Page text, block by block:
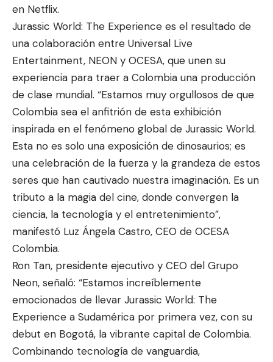
en Netflix.
Jurassic World: The Experience es el resultado de
una colaboración entre Universal Live
Entertainment, NEON y OCESA, que unen su
experiencia para traer a Colombia una producción
de clase mundial. “Estamos muy orgullosos de que
Colombia sea el anfitrión de esta exhibición
inspirada en el fenómeno global de Jurassic World.
Esta no es solo una exposición de dinosaurios; es
una celebración de la fuerza y la grandeza de estos
seres que han cautivado nuestra imaginación. Es un
tributo a la magia del cine, donde convergen la
ciencia, la tecnología y el entretenimiento”,
manifestó Luz Ángela Castro, CEO de OCESA
Colombia.
Ron Tan, presidente ejecutivo y CEO del Grupo
Neon, señaló: “Estamos increíblemente
emocionados de llevar Jurassic World: The
Experience a Sudamérica por primera vez, con su
debut en Bogotá, la vibrante capital de Colombia.
Combinando tecnología de vanguardia,